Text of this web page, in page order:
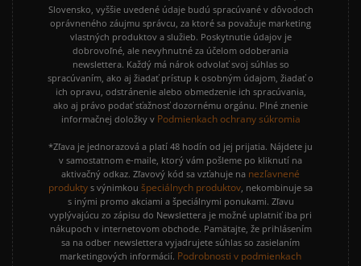
Slovensko, vyššie uvedené údaje budú spracúvané v dôvodoch
oprávneného záujmu správcu, za ktoré sa považuje marketing
vlastných produktov a služieb. Poskytnutie údajov je
dobrovoľné, ale nevyhnutné za účelom odoberania
newslettera. Každý má nárok odvolať svoj súhlas so
spracúvaním, ako aj žiadať prístup k osobným údajom, žiadať o
ich opravu, odstránenie alebo obmedzenie ich spracúvania,
ako aj právo podať sťažnosť dozornému orgánu. Plné znenie
informačnej doložky v Podmienkach ochrany súkromia
*Zľava je jednorazová a platí 48 hodín od jej prijatia. Nájdete ju
v samostatnom e-maile, ktorý vám pošleme po kliknutí na
aktivačný odkaz. Zľavový kód sa vzťahuje na nezľavnené
produkty s výnimkou špeciálnych produktov, nekombinuje sa
s inými promo akciami a špeciálnymi ponukami. Zľavu
vyplývajúcu zo zápisu do Newslettera je možné uplatniť iba pri
nákupoch v internetovom obchode. Pamätajte, že prihlásením
sa na odber newslettera vyjadrujete súhlas so zasielaním
marketingových informácií. Podrobnosti v podmienkach